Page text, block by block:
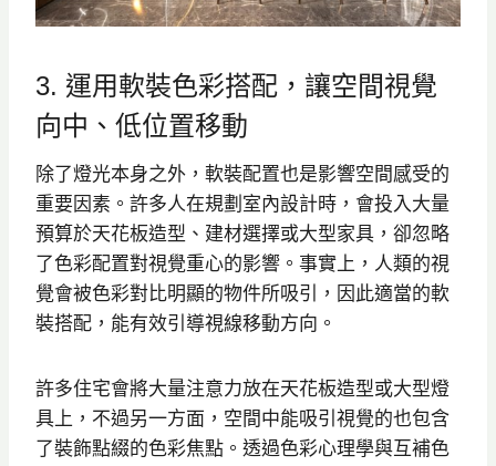
3. 運用軟裝色彩搭配，讓空間視覺
向中、低位置移動
除了燈光本身之外，軟裝配置也是影響空間感受的
重要因素。許多人在規劃室內設計時，會投入大量
預算於天花板造型、建材選擇或大型家具，卻忽略
了色彩配置對視覺重心的影響。事實上，人類的視
覺會被色彩對比明顯的物件所吸引，因此適當的軟
裝搭配，能有效引導視線移動方向。
許多住宅會將大量注意力放在天花板造型或大型燈
具上，不過另一方面，空間中能吸引視覺的也包含
了裝飾點綴的色彩焦點。透過色彩心理學與互補色